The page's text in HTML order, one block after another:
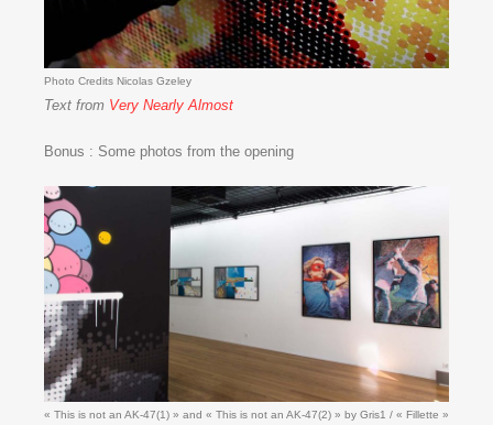
Photo Credits Nicolas Gzeley
Text from Very Nearly Almost
Bonus : Some photos from the opening
« This is not an AK-47(1) » and « This is not an AK-47(2) » by Gris1 / « Fillette »